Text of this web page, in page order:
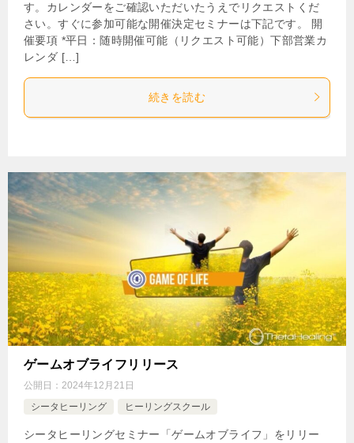
す。カレンダーをご確認いただいたうえでリクエストくだ
さい。すぐに参加可能な開催決定セミナーは下記です。 開
催要項 *平日：随時開催可能（リクエスト可能）下部営業カ
レンダ […]
続きを読む
ゲームオブライフリリース
公開日： 2024年12月21日
シータヒーリング
ヒーリングスクール
シータヒーリングセミナー「ゲームオブライフ」をリリー